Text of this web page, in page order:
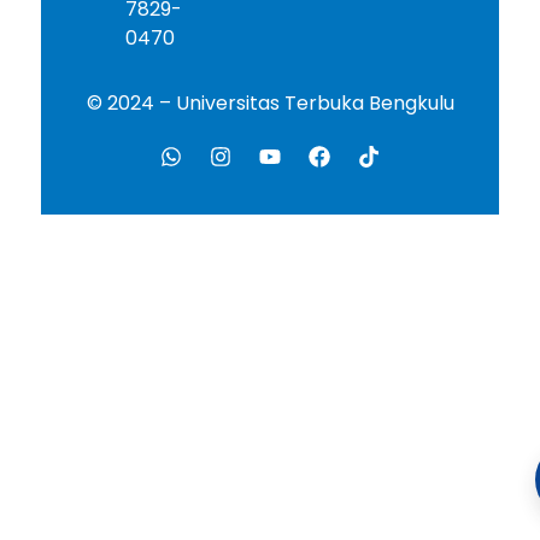
7829-
0470
© 2024 – Universitas Terbuka Bengkulu